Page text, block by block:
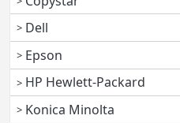
Dell
Epson
HP Hewlett-Packard
Konica Minolta